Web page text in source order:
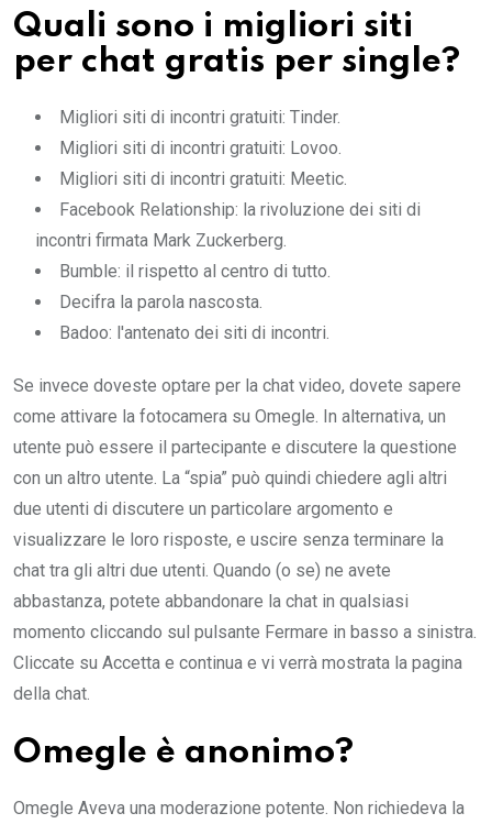
Quali sono i migliori siti
per chat gratis per single?
Migliori siti di incontri gratuiti: Tinder.
Migliori siti di incontri gratuiti: Lovoo.
Migliori siti di incontri gratuiti: Meetic.
Facebook Relationship: la rivoluzione dei siti di
incontri firmata Mark Zuckerberg.
Bumble: il rispetto al centro di tutto.
Decifra la parola nascosta.
Badoo: l'antenato dei siti di incontri.
Se invece doveste optare per la chat video, dovete sapere
come attivare la fotocamera su Omegle. In alternativa, un
utente può essere il partecipante e discutere la questione
con un altro utente. La “spia” può quindi chiedere agli altri
due utenti di discutere un particolare argomento e
visualizzare le loro risposte, e uscire senza terminare la
chat tra gli altri due utenti. Quando (o se) ne avete
abbastanza, potete abbandonare la chat in qualsiasi
momento cliccando sul pulsante Fermare in basso a sinistra.
Cliccate su Accetta e continua e vi verrà mostrata la pagina
della chat.
Omegle è anonimo?
Omegle Aveva una moderazione potente. Non richiedeva la